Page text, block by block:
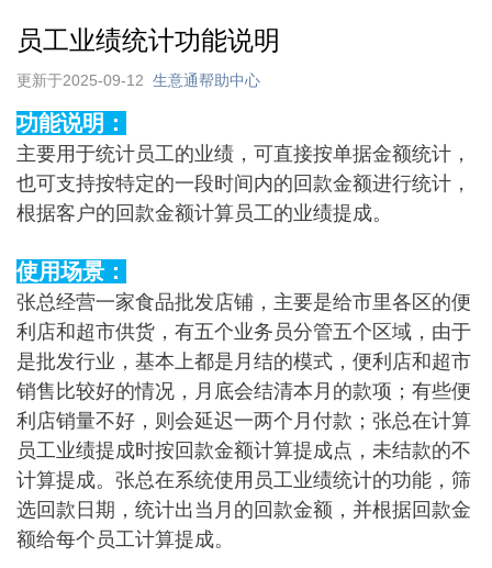
员工业绩统计功能说明
更新于2025-09-12 生意通帮助中心
功能说明：
主要用于统计员工的业绩，可直接按单据金额统计，
也可支持按特定的一段时间内的回款金额进行统计，
根据客户的回款金额计算员工的业绩提成。
使用场景：
张总经营一家食品批发店铺，主要是给市里各区的便
利店和超市供货，有五个业务员分管五个区域，由于
是批发行业，基本上都是月结的模式，便利店和超市
销售比较好的情况，月底会结清本月的款项；有些便
利店销量不好，则会延迟一两个月付款；张总在计算
员工业绩提成时按回款金额计算提成点，未结款的不
计算提成。张总在系统使用员工业绩统计的功能，筛
选回款日期，统计出当月的回款金额，并根据回款金
额给每个员工计算提成。